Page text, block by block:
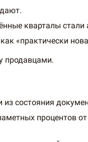
кварталы стали
«практически
продавцами.
состояния
процентов